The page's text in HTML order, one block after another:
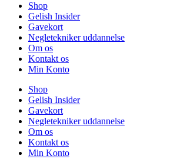
Shop
Gelish Insider
Gavekort
Negletekniker uddannelse
Om os
Kontakt os
Min Konto
Shop
Gelish Insider
Gavekort
Negletekniker uddannelse
Om os
Kontakt os
Min Konto